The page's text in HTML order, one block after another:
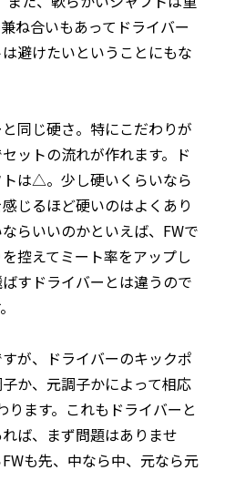
ね合いもあってドライバー
避けたいということにもな
同じ硬さ。特にこだわりが
ットの流れが作れます。ド
は△。少し硬いくらいなら
じるほど硬いのはよくあり
らいいのかといえば、FWで
控えてミート率をアップし
すドライバーとは違うので
が、ドライバーのキックポ
か、元調子かによって相応
ります。これもドライバーと
ば、まず問題はありませ
も先、中なら中、元なら元